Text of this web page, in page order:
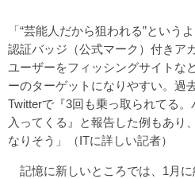
「“芸能人だから狙われる”という
認証バッジ（公式マーク）付きア
ユーザーをフィッシングサイトな
ーのターゲットになりやすい。過
Twitterで『3回も乗っ取られてる
入ってくる』と報告した例もあり
なりそう」（ITに詳しい記者）
記憶に新しいところでは、1月に